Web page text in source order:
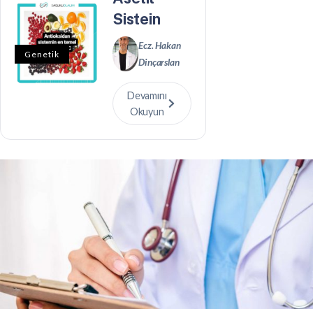
Genetik
Sistein
Ecz. Hakan
Dinçarslan
Devamını
Okuyun